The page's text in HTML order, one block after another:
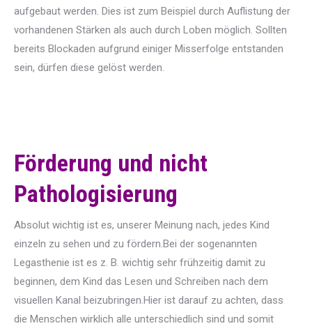
aufgebaut werden. Dies ist zum Beispiel durch Auflistung der
vorhandenen Stärken als auch durch Loben möglich. Sollten
bereits Blockaden aufgrund einiger Misserfolge entstanden
sein, dürfen diese gelöst werden.
Förderung und nicht
Pathologisierung
Absolut wichtig ist es, unserer Meinung nach, jedes Kind
einzeln zu sehen und zu fördern.Bei der sogenannten
Legasthenie ist es z. B. wichtig sehr frühzeitig damit zu
beginnen, dem Kind das Lesen und Schreiben nach dem
visuellen Kanal beizubringen.Hier ist darauf zu achten, dass
die Menschen wirklich alle unterschiedlich sind und somit